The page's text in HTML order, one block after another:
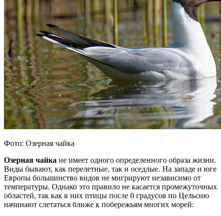
Фото: Озерная чайка
Озерная чайка не имеет одного определенного образа жизни.
Виды бывают, как перелетные, так и оседлые. На западе и юге
Европы большинство видов не мигрируют независимо от
температуры. Однако это правило не касается промежуточных
областей, так как в них птицы после 0 градусов по Цельсию
начинают слетаться ближе к побережьям многих морей: